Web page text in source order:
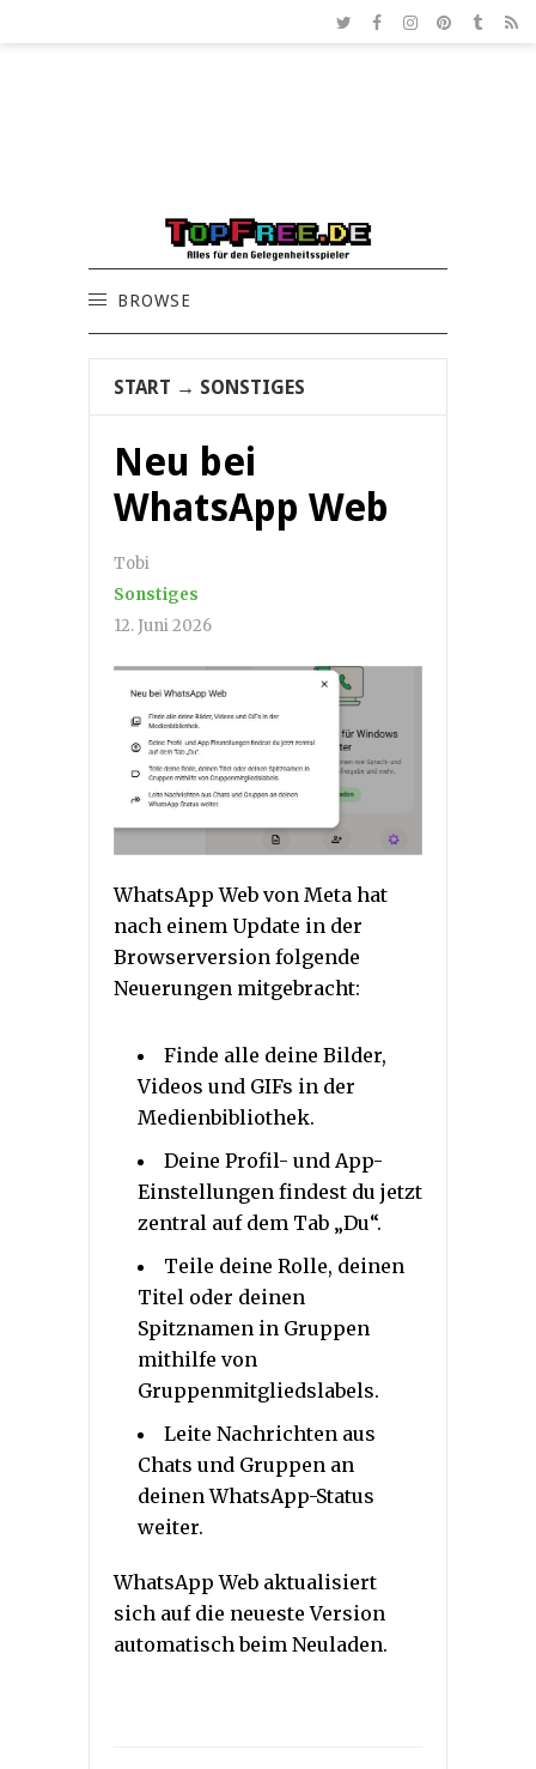
BROWSE
START → SONSTIGES
Neu bei
WhatsApp Web
Tobi
Sonstiges
12. Juni 2026
WhatsApp Web von Meta hat
nach einem Update in der
Browserversion folgende
Neuerungen mitgebracht:
Finde alle deine Bilder,
Videos und GIFs in der
Medienbibliothek.
Deine Profil- und App-
Einstellungen findest du jetzt
zentral auf dem Tab „Du“.
Teile deine Rolle, deinen
Titel oder deinen
Spitznamen in Gruppen
mithilfe von
Gruppenmitgliedslabels.
Leite Nachrichten aus
Chats und Gruppen an
deinen WhatsApp-Status
weiter.
WhatsApp Web aktualisiert
sich auf die neueste Version
automatisch beim Neuladen.